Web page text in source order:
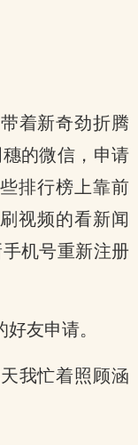
着新奇劲折腾
的微信，申请
排行榜上靠前
视频的看新闻
机号重新注册
友申请。
我忙着照顾涵